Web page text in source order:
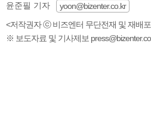
윤준필 기자
yoon@bizenter.co.kr
<저작권자 ⓒ 비즈엔터 무단전재 및 재배
※ 보도자료 및 기사제보